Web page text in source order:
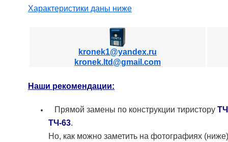
Характеристики даны ниже
kronek1@yandex.ru
kronek.ltd@gmail.com
Наши рекомендации:
Прямой замены по конструкции тиристору
ТЧ-63.
Но, как можно заметить на фотографиях